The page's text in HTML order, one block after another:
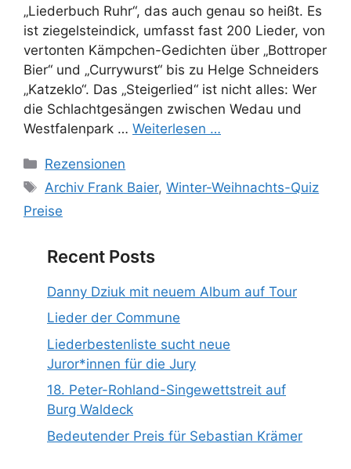
„Liederbuch Ruhr“, das auch genau so heißt. Es
ist ziegelsteindick, umfasst fast 200 Lieder, von
vertonten Kämpchen-Gedichten über „Bottroper
Bier“ und „Currywurst“ bis zu Helge Schneiders
„Katzeklo“. Das „Steigerlied“ ist nicht alles: Wer
die Schlachtgesängen zwischen Wedau und
Westfalenpark … Weiterlesen …
Kategorien
Rezensionen
Schlagwörter
Archiv Frank Baier,Winter-Weihnachts-Quiz
Preise
Recent Posts
Danny Dziuk mit neuem Album auf Tour
Lieder der Commune
Liederbestenliste sucht neue
Juror*innen für die Jury
18. Peter-Rohland-Singewettstreit auf
Burg Waldeck
Bedeutender Preis für Sebastian Krämer